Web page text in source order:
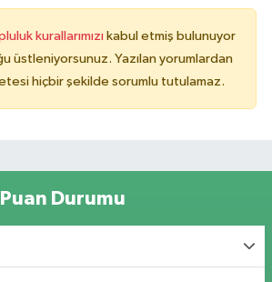
kurallarımızı kabul etmiş bulunuyor
üstleniyorsunuz. Yazılan yorumlardan
hiçbir şekilde sorumlu tutulamaz.
Durumu